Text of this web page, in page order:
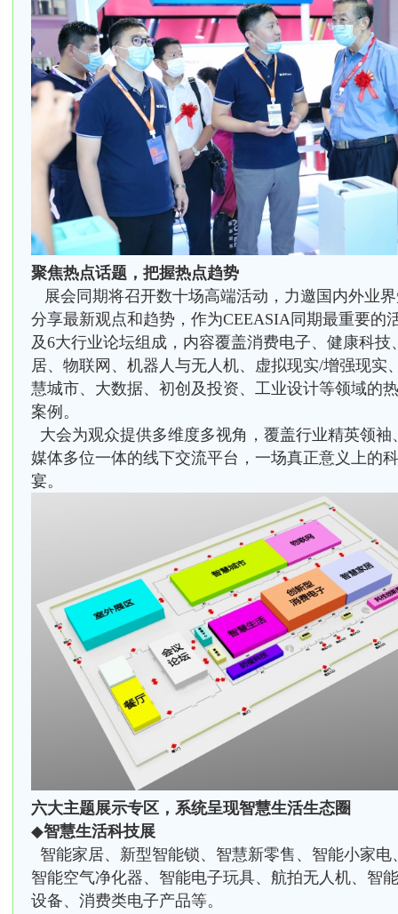
聚焦热点话题，把握热点趋势
展会同期将召开数十场高端活动，力邀国内外业
分享最新观点和趋势，作为CEEASIA同期最重要的
及6大行业论坛组成，内容覆盖消费电子、健康科技
居、物联网、机器人与无人机、虚拟现实/增强现实
慧城市、大数据、初创及投资、工业设计等领域的
案例。
大会为观众提供多维度多视角，覆盖行业精英领
媒体多位一体的线下交流平台，一场真正意义上的
宴。
六大主题展示专区，系统呈现智慧生活生态圈
◆智慧生活科技展
智能家居、新型智能锁、智慧新零售、智能小家
智能空气净化器、智能电子玩具、航拍无人机、智
设备、消费类电子产品等。